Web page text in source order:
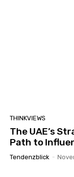
THINKVIEWS
The UAE’s
Path to
Tendenzblick -